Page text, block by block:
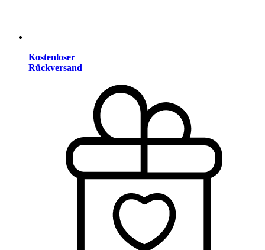
Kostenloser
Rückversand